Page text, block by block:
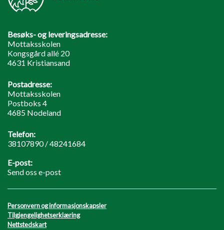
Besøks- og leveringsadresse:
Mottaksskolen
Kongsgård allé 20
4631 Kristiansand
Postadresse:
Mottaksskolen
Postboks 4
4685 Nodeland
Telefon:
38107890 / 48241684
E-post:
Send oss e-post
Personvern og informasjonskapsler
Tilgjengelighetserklæring
Nettstedskart